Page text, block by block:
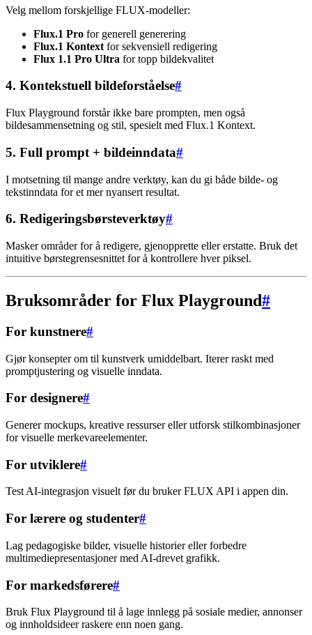
Velg mellom forskjellige FLUX-modeller:
Flux.1 Pro for generell generering
Flux.1 Kontext for sekvensiell redigering
Flux 1.1 Pro Ultra for topp bildekvalitet
4. Kontekstuell bildeforståelse#
Flux Playground forstår ikke bare prompten, men også
bildesammensetning og stil, spesielt med Flux.1 Kontext.
5. Full prompt + bildeinndata#
I motsetning til mange andre verktøy, kan du gi både bilde- og
tekstinndata for et mer nyansert resultat.
6. Redigeringsbørsteverktøy#
Masker områder for å redigere, gjenopprette eller erstatte. Bruk det
intuitive børstegrensesnittet for å kontrollere hver piksel.
Bruksområder for Flux Playground#
For kunstnere#
Gjør konsepter om til kunstverk umiddelbart. Iterer raskt med
promptjustering og visuelle inndata.
For designere#
Generer mockups, kreative ressurser eller utforsk stilkombinasjoner
for visuelle merkevareelementer.
For utviklere#
Test AI-integrasjon visuelt før du bruker FLUX API i appen din.
For lærere og studenter#
Lag pedagogiske bilder, visuelle historier eller forbedre
multimediepresentasjoner med AI-drevet grafikk.
For markedsførere#
Bruk Flux Playground til å lage innlegg på sosiale medier, annonser
og innholdsideer raskere enn noen gang.